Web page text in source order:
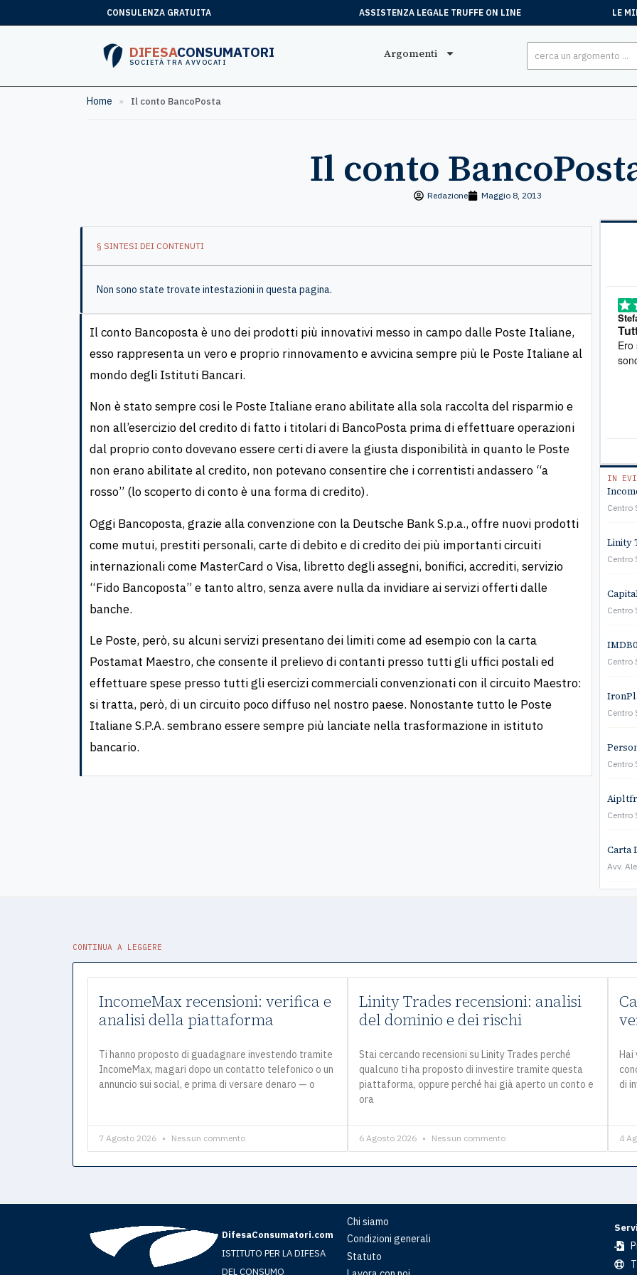
CONSULENZA GRATUITA ASSISTENZA LEGALE TRUFFE ON LINE LE
DIFESACONSUMATORI
SOCIETÀ TRA AVVOCATI
Argomenti
Home » Il conto BancoPosta
Il conto
Redazione Maggio 8, 2013
§ SINTESI DEI CONTENUTI
Non sono state trovate intestazioni in questa pagina.
Il conto Bancoposta è uno dei prodotti più innovativi messo in campo dalle Poste Italiane,
esso rappresenta un vero e proprio rinnovamento e avvicina sempre più le Poste Italiane al
mondo degli Istituti Bancari.
Non è stato sempre cosi le Poste Italiane erano abilitate alla sola raccolta del risparmio e
non all’esercizio del credito di fatto i titolari di BancoPosta prima di effettuare operazioni
dal proprio conto dovevano essere certi di avere la giusta disponibilità in quanto le Poste
non erano abilitate al credito, non potevano consentire che i correntisti andassero “a
rosso” (lo scoperto di conto è una forma di credito).
Oggi Bancoposta, grazie alla convenzione con la Deutsche Bank S.p.a., offre nuovi prodotti
come mutui, prestiti personali, carte di debito e di credito dei più importanti circuiti
internazionali come MasterCard o Visa, libretto degli assegni, bonifici, accrediti, servizio
“Fido Bancoposta” e tanto altro, senza avere nulla da invidiare ai servizi offerti dalle
banche.
Le Poste, però, su alcuni servizi presentano dei limiti come ad esempio con la carta
Postamat Maestro, che consente il prelievo di contanti presso tutti gli uffici postali ed
effettuare spese presso tutti gli esercizi commerciali convenzionati con il circuito Maestro:
si tratta, però, di un circuito poco diffuso nel nostro paese. Nonostante tutto le Poste
Italiane S.P.A. sembrano essere sempre più lanciate nella trasformazione in istituto
bancario.
Stefano , 15 Luglio
Tutto perfetto
Ero stato truffato. Mi sono rivolto all'associazione e
sono riuscito a ottenere soddisfazione
Mi sono
IN
Centro
Linity
Centro
Centro
Centro
Centro
Centro
Centro
Carta
Avv.
CONTINUA A LEGGERE
IncomeMax recensioni: verifica e
analisi della piattaforma
Ti hanno proposto di guadagnare investendo tramite
IncomeMax, magari dopo un contatto telefonico o un
annuncio sui social, e prima di versare denaro — o
7 Agosto 2026 Nessun commento
Linity Trades recensioni: analisi
del dominio e dei rischi
Stai cercando recensioni su Linity Trades perché
qualcuno ti ha proposto di investire tramite questa
piattaforma, oppure perché hai già aperto un conto e
ora
6 Agosto 2026 Nessun commento
Hai
di
4
DifesaConsumatori.com
ISTITUTO PER LA DIFESA
DEL CONSUMO
Chi siamo
Condizioni generali
Statuto